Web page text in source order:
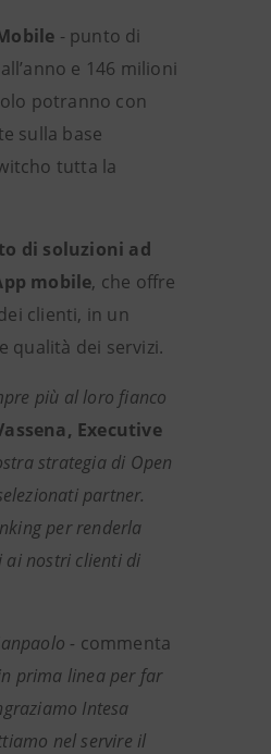
- punto di
e 146 milioni
potranno con
sulla base
tutta la
di soluzioni ad
mobile, che offre
clienti, in un
qualità dei servizi.
più al loro fianco
Executive
strategia di Open
partner.
per renderla
ai nostri clienti di
- commenta
prima linea per far
Intesa
nel servire il